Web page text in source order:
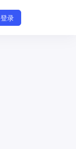
登录